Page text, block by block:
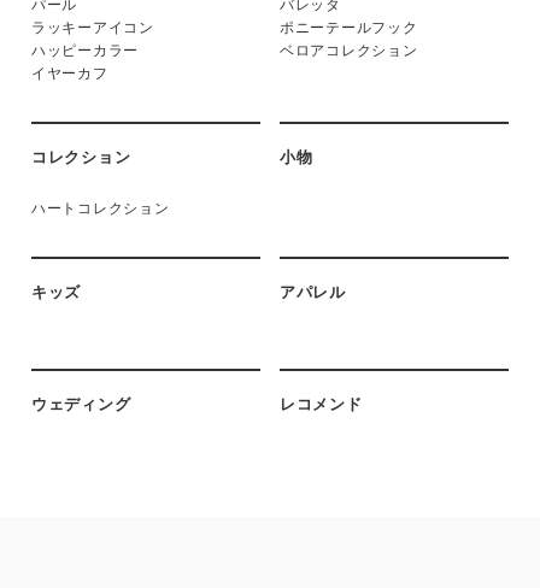
パール
ラッキーアイコン
ハッピーカラー
イヤーカフ
バレッタ
ポニーテールフック
ベロアコレクション
コレクション
ハートコレクション
小物
キッズ アパレル
ウェディング レコメンド